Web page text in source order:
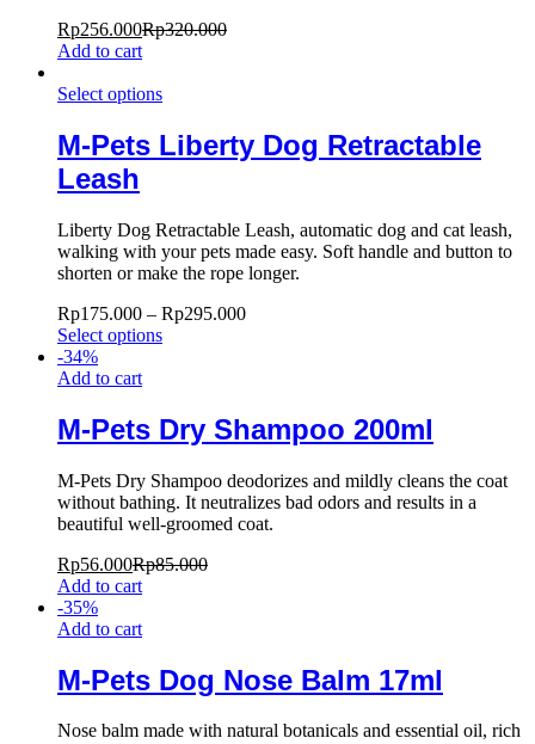
Rp256.000Rp320.000
Add to cart
Select options
M-Pets Liberty Dog Retractable
Leash
Liberty Dog Retractable Leash, automatic dog and cat leash,
walking with your pets made easy. Soft handle and button to
shorten or make the rope longer.
Rp175.000 – Rp295.000
Select options
-34%
Add to cart
M-Pets Dry Shampoo 200ml
M-Pets Dry Shampoo deodorizes and mildly cleans the coat
without bathing. It neutralizes bad odors and results in a
beautiful well-groomed coat.
Rp56.000Rp85.000
Add to cart
-35%
Add to cart
M-Pets Dog Nose Balm 17ml
Nose balm made with natural botanicals and essential oil, rich